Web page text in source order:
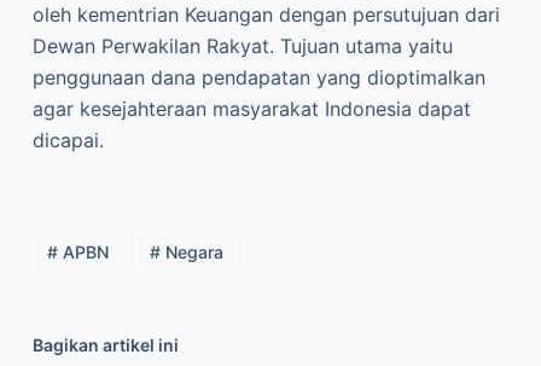
oleh kementrian Keuangan dengan persutujuan dari
Dewan Perwakilan Rakyat. Tujuan utama yaitu
penggunaan dana pendapatan yang dioptimalkan
agar kesejahteraan masyarakat Indonesia dapat
dicapai.
# APBN # Negara
Bagikan artikel ini